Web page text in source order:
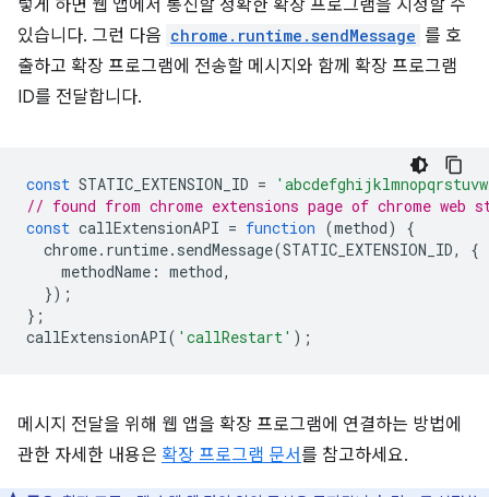
렇게 하면 웹 앱에서 통신할 정확한 확장 프로그램을 지정할 수
있습니다. 그런 다음 chrome.runtime.sendMessage ⁠⁠ 를 호
출하고 확장 프로그램에 전송할 메시지와 함께 확장 프로그램
ID를 전달합니다.
const STATIC_EXTENSION_ID =
// found from chrome extensions page of chrome web
const callExtensionAPI = function (method)
{
chrome. runtime. sendMessage(STATIC_EXTENSION_ID,
{
methodName : method,
});
};
callExtensionAPI( 'callRestart' );
메시지 전달을 위해 웹 앱을 확장 프로그램에 연결하는 방법에
관한 자세한 내용은 확장 프로그램 문서⁠⁠를 참고하세요.